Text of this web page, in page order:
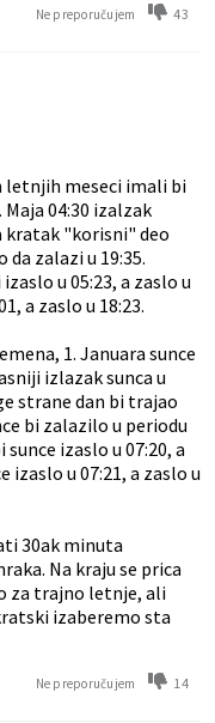
Ne preporučujem 43
letnjih meseci imali bi
04:30 izalzak
kratak "korisni" deo
da zalazi u 19:35.
u 05:23, a zaslo u
a zaslo u 18:23.
1. Januara sunce
izlazak sunca u
strane dan bi trajao
bi zalazilo u periodu
izaslo u 07:20, a
izaslo u 07:21, a zaslo u
30ak minuta
Na kraju se prica
za trajno letnje, ali
izaberemo sta
Ne preporučujem 14